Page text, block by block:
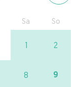
Sa So
1 2
8 9